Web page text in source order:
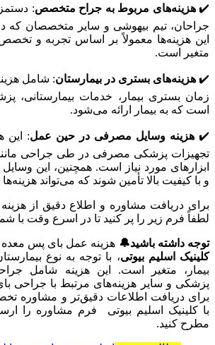
✔️هزینه‌های مربوط به جراح متخصص:
جراحان، تیم بیهوشی و سایر متخصصان که
این هزینه‌ها معمولاً بر اساس تجربه و
متغیر است.
✔️ هزینه‌های بستری در بیمارستان: شامل
زمان بستری بیمار، خدمات بیمارستانی،
است که به بیمار ارائه می‌شود.
✔️ هزینه وسایل مصرفی در حین عمل: این
تجهیزات پزشکی مصرفی در طی جراحی
ابزارهای مورد نیاز است. همچنین، این وسایل
و با کیفیت بالا تأمین شوند که می‌تواند
برای دریافت مشاوره و اطلاع دقیق از
لطفاً فرم زیر را پر کنید تا در اسرع وقت با
توجه داشته باشید🔔 هزینه عمل بای پس معده در سال
کلینیک اسلیم بیوتی، با توجه به نوع
بیمار، متغیر است. این هزینه شامل
پزشکی و سایر هزینه‌های مرتبط با جراحی
برای دریافت اطلاعات دقیق‌تر و مشاوره
با کلینیک اسلیم بیوتی فرم مشاوره را
مطرح کنید.